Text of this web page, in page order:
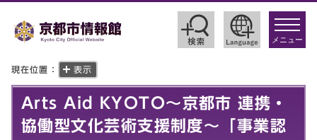
toggle
メニュー
現在位置： 表示
Arts Aid KYOTO～京都市 連携・
協働型文化芸術支援制度～「事業認